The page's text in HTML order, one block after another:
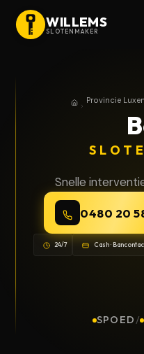
WILLEMS
SLOTENMAKER
HomeProvincie
Provincie
Snelle
0480 20
24/7 Cash ·
SPOED /